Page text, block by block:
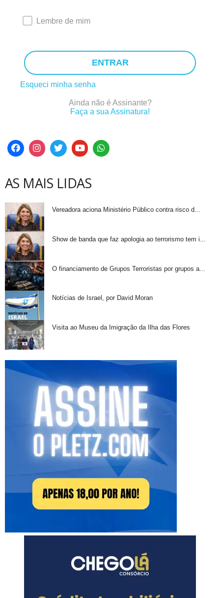
Lembre de mim
ENTRAR
Esqueci minha senha
Ainda não é Assinante?
Faça a sua Assinatura!
AS MAIS LIDAS
Vereadora aciona Ministério Público contra risco d...
Show de banda que faz apologia ao terrorismo tem i...
O financiamento de Grupos Terroristas por grupos a...
Notícias de Israel, por David Moran
Visita ao Museu da Imigração da Ilha das Flores